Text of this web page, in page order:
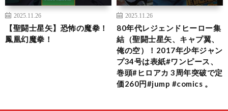
2025.11.26
【聖闘士星矢】恐怖の魔拳！
鳳凰幻魔拳！
2025.11.26
80年代レジェンドヒーロー集
結（聖闘士星矢、キャプ翼、
俺の空）！2017年少年ジャン
プ34号は表紙#ワンピース、
巻頭#ヒロアカ 3周年突破で定
価260円#jump #comics 。